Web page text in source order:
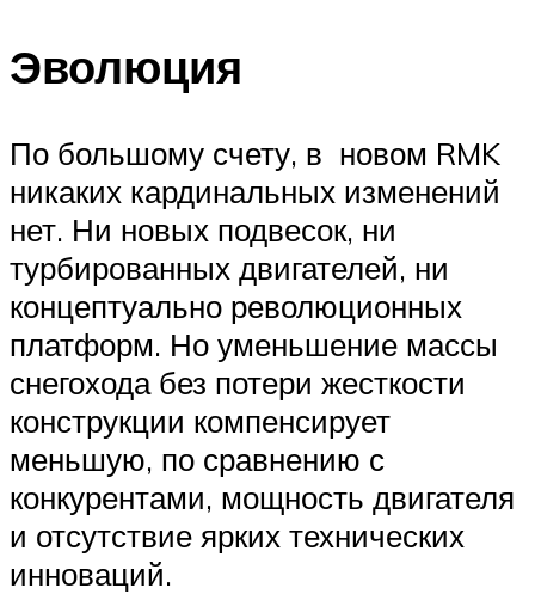
Эволюция
По большому счету, в новом RMK
никаких кардинальных изменений
нет. Ни новых подвесок, ни
турбированных двигателей, ни
концептуально революционных
платформ. Но уменьшение массы
снегохода без потери жесткости
конструкции компенсирует
меньшую, по сравнению с
конкурентами, мощность двигателя
и отсутствие ярких технических
инноваций.